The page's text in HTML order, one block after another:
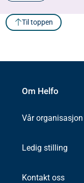
Til toppen
Om Helfo
Vår organisasjon
Ledig stilling
Kontakt oss